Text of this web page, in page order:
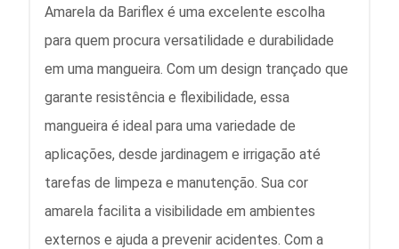
Amarela da Bariflex é uma excelente escolha
para quem procura versatilidade e durabilidade
em uma mangueira. Com um design trançado que
garante resistência e flexibilidade, essa
mangueira é ideal para uma variedade de
aplicações, desde jardinagem e irrigação até
tarefas de limpeza e manutenção. Sua cor
amarela facilita a visibilidade em ambientes
externos e ajuda a prevenir acidentes. Com a